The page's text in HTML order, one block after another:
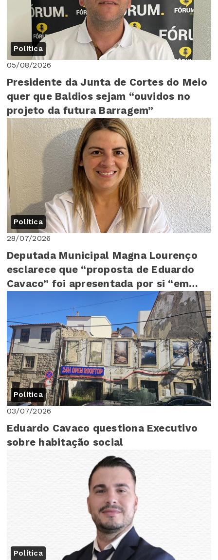
Política
05/08/2026
Presidente da Junta de Cortes do Meio
quer que Baldios sejam “ouvidos no
projeto da futura Barragem”
Política
28/07/2026
Deputada Municipal Magna Lourenço
esclarece que “proposta de Eduardo
Cavaco” foi apresentada por si “em
Política
03/07/2026
Eduardo Cavaco questiona Executivo
sobre habitação social
Política